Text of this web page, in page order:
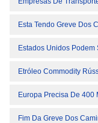
Esta Tendo Greve Dos
Estados Unidos
Etróleo Commodity
Europa Precisa De 400
Fim Da Greve Dos